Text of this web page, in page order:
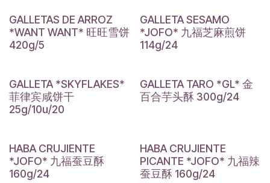
GALLETAS DE ARROZ
*WANT WANT* 旺旺雪饼
420g/5
GALLETA SESAMO
*JOFO* 九福芝麻煎饼
114g/24
GALLETA *SKYFLAKES*
菲律宾咸饼干
25g/10u/20
GALLETA TARO *GL* 金
百合芋头酥 300g/24
HABA CRUJIENTE
*JOFO* 九福蚕豆酥
160g/24
HABA CRUJIENTE
PICANTE *JOFO* 九福辣
蚕豆酥 160g/24